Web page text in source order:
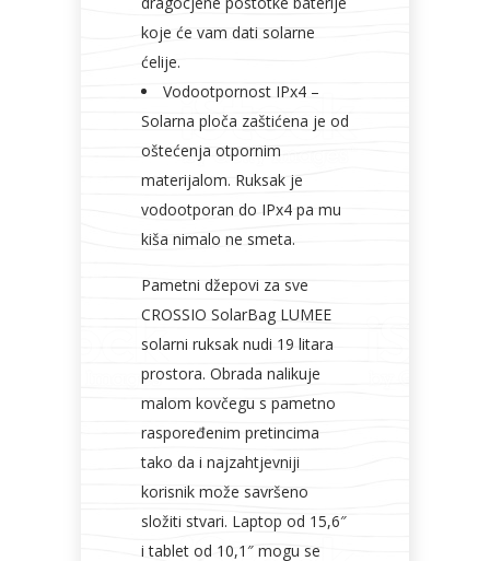
koje će vam dati solarne
ćelije.
Vodootpornost IPx4 –
Solarna ploča zaštićena je od
oštećenja otpornim
materijalom. Ruksak je
vodootporan do IPx4 pa mu
kiša nimalo ne smeta.
Pametni džepovi za sve
CROSSIO SolarBag LUMEE
solarni ruksak nudi 19 litara
prostora. Obrada nalikuje
malom kovčegu s pametno
raspoređenim pretincima
tako da i najzahtjevniji
korisnik može savršeno
složiti stvari. Laptop od 15,6″
i tablet od 10,1″ mogu se